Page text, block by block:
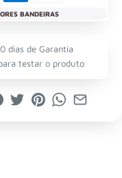
BANDEIRAS
dias de Garantia
testar o produto